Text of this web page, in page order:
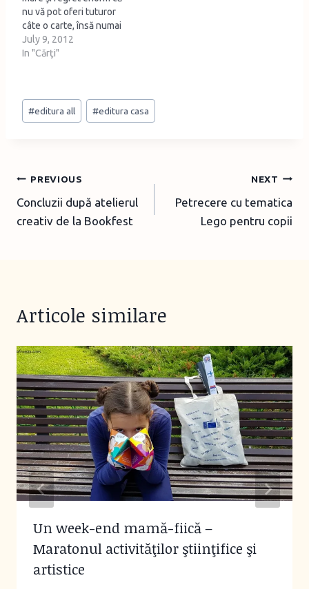
nu vă pot oferi tuturor
câte o carte, însă numai
două persoane vor fi
norocoase azi. Ia să
Larisa M (care a răspuns
tot…
July 9, 2012
In "Cărţi"
Post
Tags:
#editura all #editura casa
Post
navigation
PREVIOUS
Concluzii după atelierul
creativ de la Bookfest
NEXT
Petrecere cu tematica
Lego pentru copii
Articole similare
Un week-end mamă-fiică –
Maratonul activităţilor ştiinţifice şi
artistice